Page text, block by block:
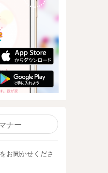
ナー
お聞かせくださ